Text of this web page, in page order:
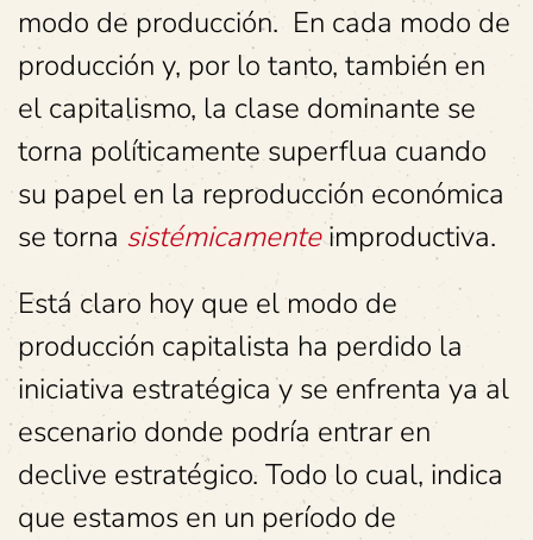
modo de producción. En cada modo de
producción y, por lo tanto, también en
el capitalismo, la clase dominante se
torna políticamente superflua cuando
su papel en la reproducción económica
se torna sistémicamenteimproductiva.
Está claro hoy que el modo de
producción capitalista ha perdido la
iniciativa estratégica y se enfrenta ya al
escenario donde podría entrar en
declive estratégico. Todo lo cual, indica
que estamos en un período de